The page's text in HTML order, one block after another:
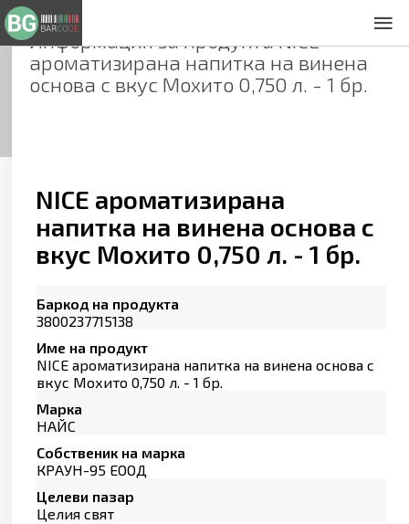
Информация за продуктаNICE
ароматизирана напитка на винена
основа с вкус Мохито 0,750 л. - 1 бр.
NICE ароматизирана
напитка на винена основа с
вкус Мохито 0,750 л. - 1 бр.
Баркод на продукта
3800237715138
Име на продукт
NICE ароматизирана напитка на винена основа с
вкус Мохито 0,750 л. - 1 бр.
Марка
НАЙС
Собственик на марка
КРАУН-95 ЕООД
Целеви пазар
Целия свят
Общи условия
Декларация за проверителност